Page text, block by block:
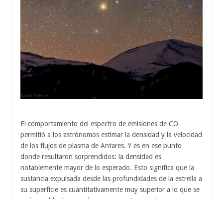
El comportamiento del espectro de emisiones de CO
permitió a los astrónomos estimar la densidad y la velocidad
de los flujos de plasma de Antares. Y es en ese punto
donde resultaron sorprendidos: la densidad es
notablemente mayor de lo esperado. Esto significa que la
sustancia expulsada desde las profundidades de la estrella a
su superficie es cuantitativamente muy superior a lo que se